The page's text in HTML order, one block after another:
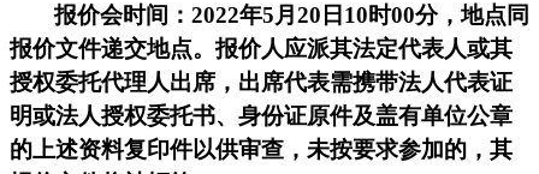
报价会时间： 2022年5月 20 日 10时00分，地点同
报价文件递交地点。报价人应派其法定代表人或其
授权委托代理人出席，出席代表需携带法人代表证
明或法人授权委托书、身份证原件及盖有单位公章
的上述资料复印件以供审查，未按要求参加的，其